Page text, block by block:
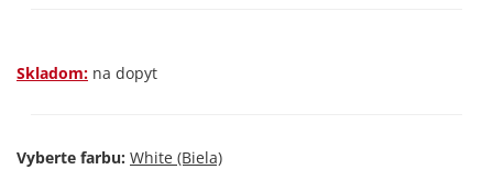
Skladom: na dopyt
Vyberte farbu: